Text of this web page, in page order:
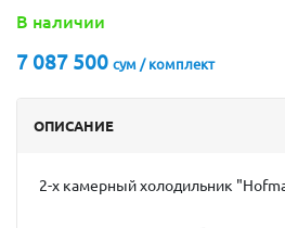
В наличии
7 087 500 сум / комплект
ОПИСАНИЕ
2-х камерный холодильник